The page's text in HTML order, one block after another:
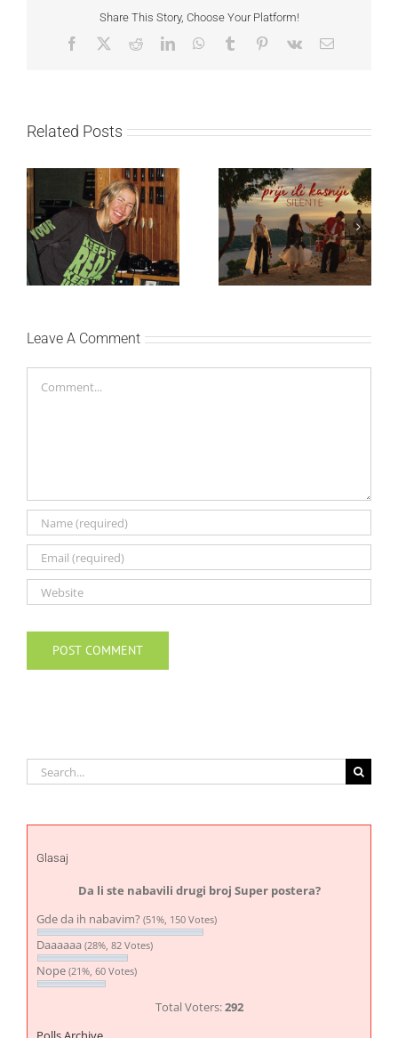
Share This Story, Choose Your Platform!
Facebook RedditLinkedInWhatsApp
Tumblr Pinterest
Vk Email
Related Posts
Ellie Goulding otkriva
nežniju stranu novim
singlom „4 Seasons“
Silente objavio novi
singl “Prije ili kasnije”
Leave A Comment
Search
for:
Glasaj
Da li ste nabavili drugi broj Super postera?
Gde da ih nabavim? (51%, 150 Votes)
Daaaaaa (28%, 82 Votes)
Nope (21%, 60 Votes)
Total Voters:292